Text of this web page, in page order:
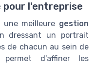
pour l'entreprise
meilleure gestion
dressant un portrait
de chacun au sein de
d'affiner les